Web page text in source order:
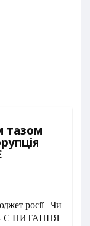
тазом